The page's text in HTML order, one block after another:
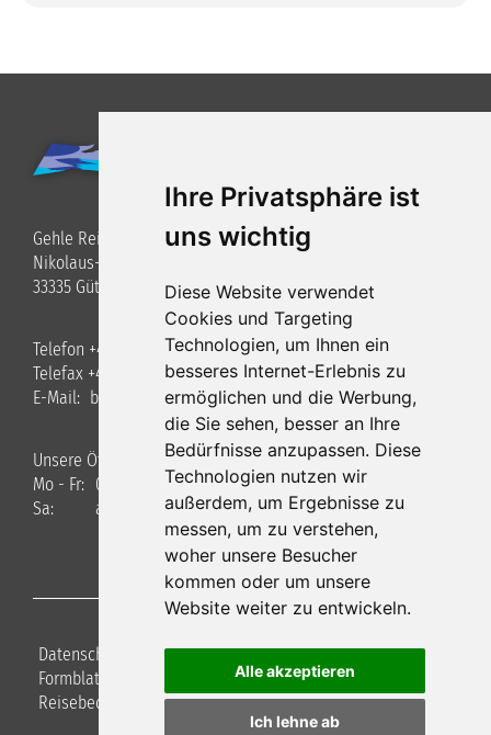
Ihre Privatsphäre ist
uns wichtig
Diese Website verwendet
Cookies und Targeting
Technologien, um Ihnen ein
besseres Internet-Erlebnis zu
ermöglichen und die Werbung,
die Sie sehen, besser an Ihre
Bedürfnisse anzupassen. Diese
Technologien nutzen wir
außerdem, um Ergebnisse zu
messen, um zu verstehen,
woher unsere Besucher
kommen oder um unsere
Website weiter zu entwickeln.
Alle akzeptieren
Ich lehne ab
Gehle Reisen GmbH
Nikolaus-Otto-Straße 3
33335 Gütersloh
Telefon +49 (0)5241 / 40 34 8-0
Telefax +49 (0)5241 / 40348-22
E-Mail: bus gehle-reisen.de
Unsere Öffnungszeiten
Mo - Fr: 09.00 - 17.00 Uhr
Sa:
auf Anfrage
Datenschutz Haftungsausschluss | Impressum |
Formblatt für Pauschalreisen | Versicherung
Reisebedingungen | Cookie-Einstellungen